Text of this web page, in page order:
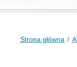
Strona główna